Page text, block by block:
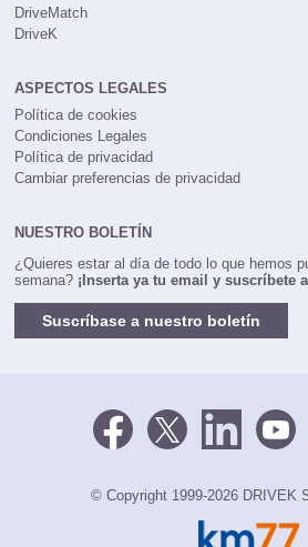
Coches77
DriveMatch
ASPECTOS LEGALES
Política de cookies
Condiciones Legales
Política de privacidad
¿Quieres estar al día de todo lo que hemos
Suscríbase a nuestro boletín